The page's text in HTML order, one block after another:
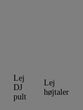
Lej
DJ
pult
Lej
højtaler